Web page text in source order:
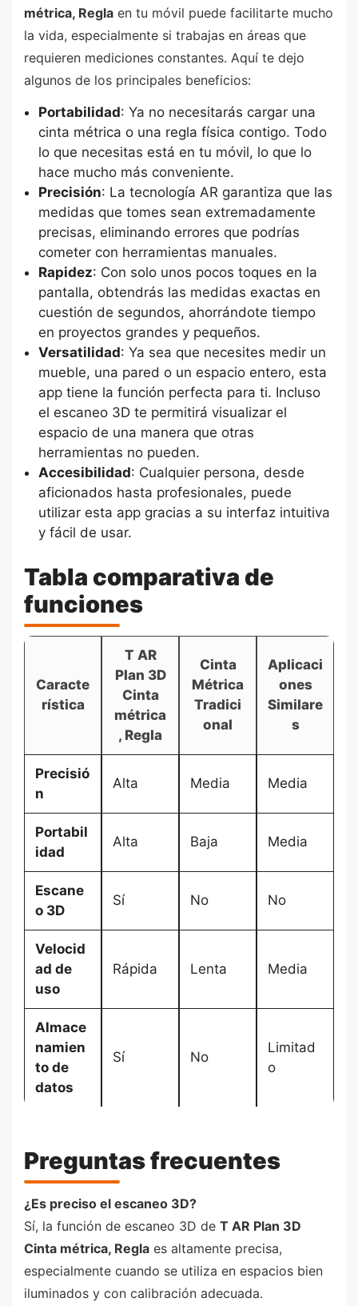
métrica, Regla en tu móvil puede facilitarte mucho
la vida, especialmente si trabajas en áreas que
requieren mediciones constantes. Aquí te dejo
algunos de los principales beneficios:
Portabilidad: Ya no necesitarás cargar una
cinta métrica o una regla física contigo. Todo
lo que necesitas está en tu móvil, lo que lo
hace mucho más conveniente.
Precisión: La tecnología AR garantiza que las
medidas que tomes sean extremadamente
precisas, eliminando errores que podrías
cometer con herramientas manuales.
Rapidez: Con solo unos pocos toques en la
pantalla, obtendrás las medidas exactas en
cuestión de segundos, ahorrándote tiempo
en proyectos grandes y pequeños.
Versatilidad: Ya sea que necesites medir un
mueble, una pared o un espacio entero, esta
app tiene la función perfecta para ti. Incluso
el escaneo 3D te permitirá visualizar el
espacio de una manera que otras
herramientas no pueden.
Accesibilidad: Cualquier persona, desde
aficionados hasta profesionales, puede
utilizar esta app gracias a su interfaz intuitiva
y fácil de usar.
Tabla comparativa de
funciones
Caracte
rística
T AR
Plan 3D
Cinta
métrica
, Regla
Cinta
Métrica
Tradici
onal
Aplicaci
ones
Similare
s
Precisió
n
Alta Media Media
Portabil
idad
Alta Baja Media
Escane
o 3D
Sí No No
Velocid
ad de
uso
Rápida Lenta Media
Almace
namien
to de
datos
Sí No
Limitad
o
Preguntas frecuentes
¿Es preciso el escaneo 3D?
Sí, la función de escaneo 3D de T AR Plan 3D
Cinta métrica, Regla es altamente precisa,
especialmente cuando se utiliza en espacios bien
iluminados y con calibración adecuada.